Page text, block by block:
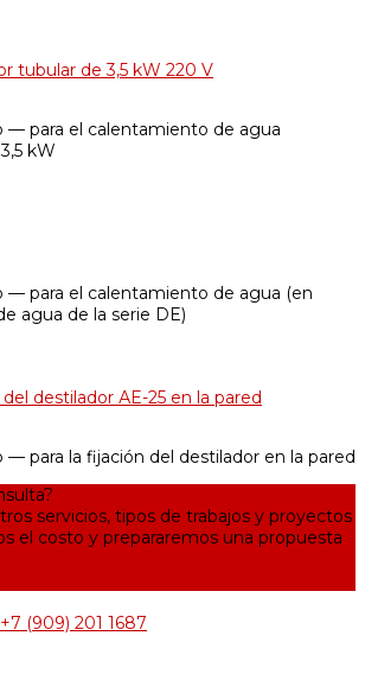
tubular de 3,5 kW 220 V
— para el calentamiento de agua
kW
— para el calentamiento de agua (en
agua de la serie DE)
destilador АE-25 en la pared
— para la fijación del destilador en la pared
servicios, tipos de trabajos y proyectos
el costo y prepararemos una propuesta
(909) 201 1687